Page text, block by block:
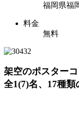
福岡県福
料金
無料
架空のポスター
全1(7)名、17種類